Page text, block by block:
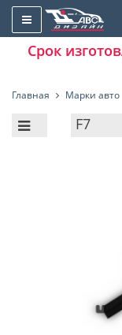
Срок
Главная Марки авто
F7